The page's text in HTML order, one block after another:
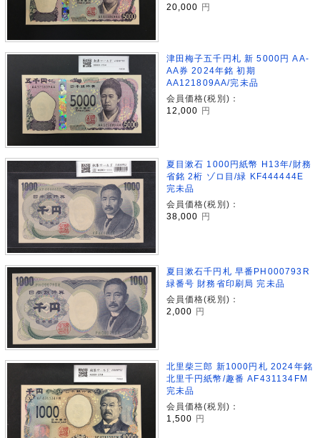
20,000 円
津田梅子五千円札 新 5000円 AA-
AA券 2024年銘 初期
AA121809AA/完未品
会員価格(税別)：
12,000
円
夏目漱石 1000円紙幣 H13年/財務
省銘 2桁 ゾロ目/緑 KF444444E
完未品
会員価格(税別)：
38,000
円
夏目漱石千円札 早番PH000793R
緑番号 財務省印刷局 完未品
会員価格(税別)：
2,000 円
北里柴三郎 新1000円札 2024年銘
北里千円紙幣/趣番 AF431134FM
完未品
会員価格(税別)：
1,500
円